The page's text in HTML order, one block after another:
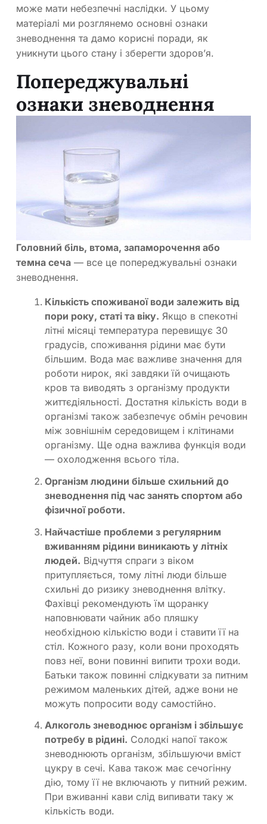
може мати небезпечні наслідки. У цьому
матеріалі ми розглянемо основні ознаки
зневоднення та дамо корисні поради, як
уникнути цього стану і зберегти здоров’я.
Попереджувальні
ознаки зневоднення
Головний біль, втома, запаморочення або
темна сеча — все це попереджувальні ознаки
зневоднення.
Кількість споживаної води залежить від
пори року, статі та віку. Якщо в спекотні
літні місяці температура перевищує 30
градусів, споживання рідини має бути
більшим. Вода має важливе значення для
роботи нирок, які завдяки їй очищають
кров та виводять з організму продукти
життєдіяльності. Достатня кількість води в
організмі також забезпечує обмін речовин
між зовнішнім середовищем і клітинами
організму. Ще одна важлива функція води
— охолодження всього тіла.
Організм людини більше схильний до
зневоднення під час занять спортом або
фізичної роботи.
Найчастіше проблеми з регулярним
вживанням рідини виникають у літніх
людей. Відчуття спраги з віком
притупляється, тому літні люди більше
схильні до ризику зневоднення влітку.
Фахівці рекомендують їм щоранку
наповнювати чайник або пляшку
необхідною кількістю води і ставити її на
стіл. Кожного разу, коли вони проходять
повз неї, вони повинні випити трохи води.
Батьки також повинні слідкувати за питним
режимом маленьких дітей, адже вони не
можуть попросити воду самостійно.
Алкоголь зневоднює організм і збільшує
потребу в рідині. Солодкі напої також
зневоднюють організм, збільшуючи вміст
цукру в сечі. Кава також має сечогінну
дію, тому її не включають у питний режим.
При вживанні кави слід випивати таку ж
кількість води.